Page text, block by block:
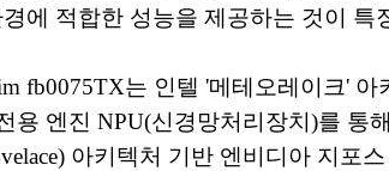
에 적합한 성능을 제공하는 것이 특
fb0075TX는 인텔 '메테오레이크'
용 엔진 NPU(신경망처리장치)를
아키텍처 기반 엔비디아 지